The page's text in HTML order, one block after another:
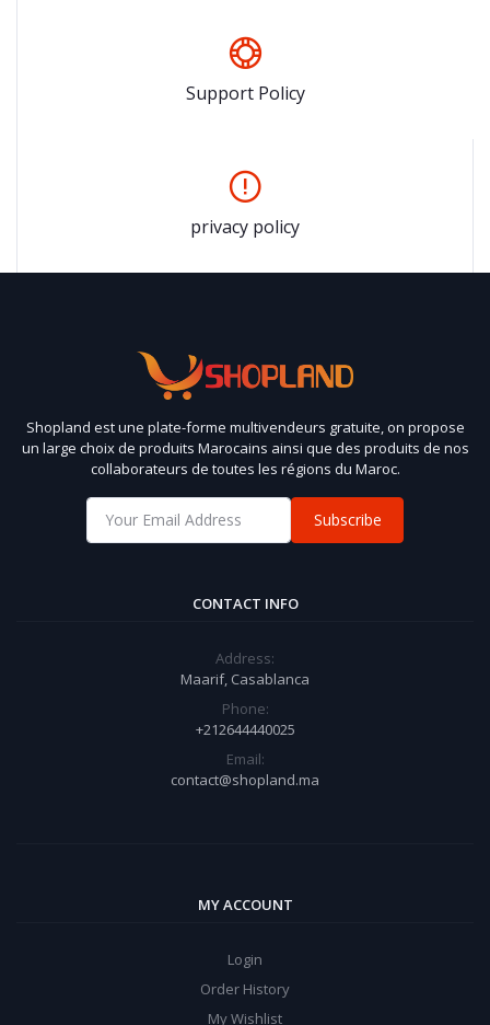
Support Policy
privacy policy
Shopland est une plate-forme multivendeurs gratuite, on propose
un large choix de produits Marocains ainsi que des produits de nos
collaborateurs de toutes les régions du Maroc.
Subscribe
CONTACT INFO
Address:
Maarif, Casablanca
Phone:
+212644440025
Email:
contact@shopland.ma
MY ACCOUNT
Login
Order History
My Wishlist